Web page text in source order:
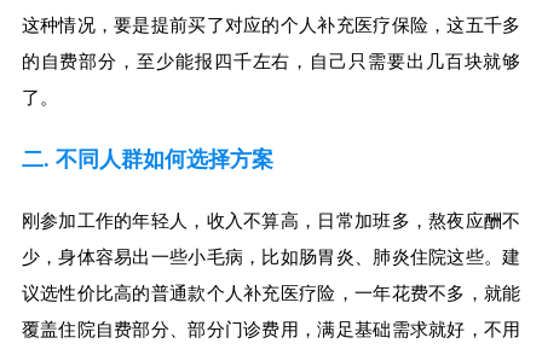
这种情况，要是提前买了对应的个人补充医疗保险，这五千多
的自费部分，至少能报四千左右，自己只需要出几百块就够
了。
二. 不同人群如何选择方案
刚参加工作的年轻人，收入不算高，日常加班多，熬夜应酬不
少，身体容易出一些小毛病，比如肠胃炎、肺炎住院这些。建
议选性价比高的普通款个人补充医疗险，一年花费不多，就能
覆盖住院自费部分、部分门诊费用，满足基础需求就好，不用